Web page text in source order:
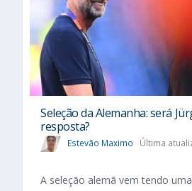
Seleção da Alemanha: será
resposta?
Estevão Maximo Última
A seleção alemã vem tendo